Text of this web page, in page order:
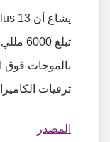
يشاع أن
تبلغ
مللي
بالموجات فوق
ترقيات الكاميرا
المصدر